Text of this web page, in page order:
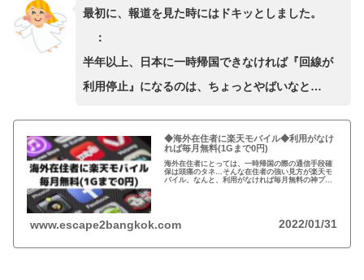
最初に、報道を見た時にはドキッとしました。
：
半年以上、日本に一時帰国できなければ『回線が
利用停止』になるのは、ちょっとやばいなと…
◆海外在住者に楽天モバイル◆利用がなけ
れば毎月無料(1Gまで0円)
海外在住者にとっては、一時帰国の際の通信手段確
保は頭痛のタネ…そんな在住者の強い見方が楽天モ
バイル、なんと、利用がなければ毎月無料の神プラ
www.escape2bangkok.com 2022/01/31